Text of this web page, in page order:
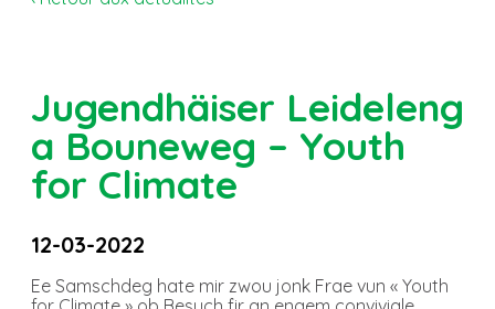
Jugendhäiser Leideleng
a Bouneweg – Youth
for Climate
12-03-2022
Ee Samschdeg hate mir zwou jonk Frae vun « Youth